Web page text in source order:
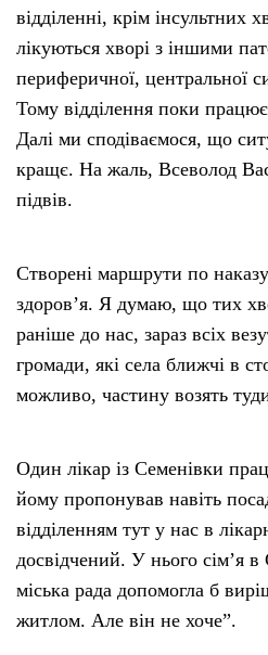
відділенні, крім інсультних
лікуються хворі з іншими
периферичної, центральної
Тому відділення поки
Далі ми сподіваємося, що
кращє. На жаль, Всеволод
підвів.
Створені маршрути по
здоров’я. Я думаю, що тих
раніше до нас, зараз всіх
громади, які села ближчі в
можливо, частину возять
Один лікар із Семенівки
йому пропонував навіть
відділенням тут у нас в
досвідчений. У нього сім’я
міська рада допомогла б
житлом. Але він не хоче”.